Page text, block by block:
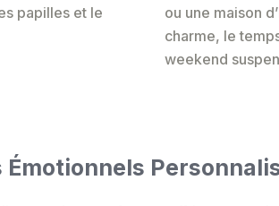
papilles et le
ou une maison
charme, le
weekend
Émotionnels